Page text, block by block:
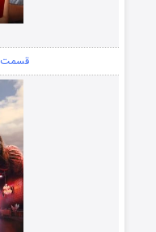
قسمت